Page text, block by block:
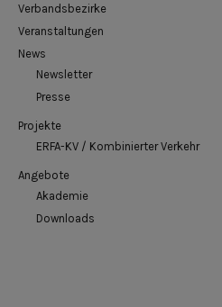
Verbandsbezirke
Veranstaltungen
News
Newsletter
Presse
Projekte
ERFA-KV / Kombinierter Verkehr
Angebote
Akademie
Downloads